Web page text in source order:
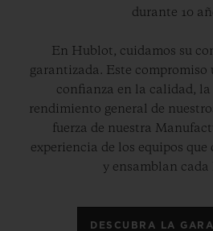
durante 10
En Hublot, cuidamos su
garantizada. Este compromiso
confianza en la calidad, la
rendimiento general de
fuerza de nuestra
experiencia de los equipos
y ensamblan
DESCUBRA LA